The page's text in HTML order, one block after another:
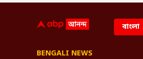
BENGALI NEWS